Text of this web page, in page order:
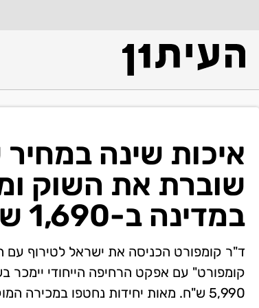
איכות שינה
שוברת את השוק
במדינה ב-1,690 ש"ח בלבד
ד"ר קומפורט הכניסה את ישראל לטירוף עם
5,990 ש"ח. מאות יחידות נחטפו במכירה המוקדמת והמלאי הולך ואוזל.